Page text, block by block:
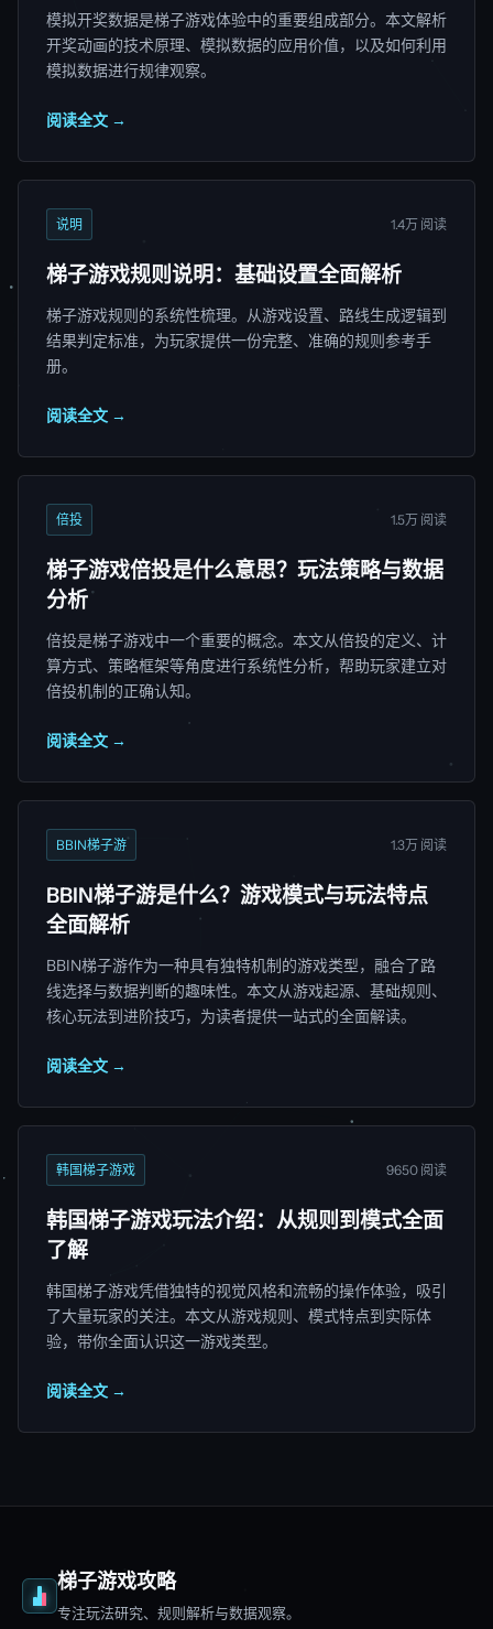
模拟开奖数据是梯子游戏体验中的重要组成部分。本文解析
开奖动画的技术原理、模拟数据的应用价值，以及如何利用
模拟数据进行规律观察。
阅读全文 →
说明 1.4万 阅读
梯子游戏规则说明：基础设置全面解析
梯子游戏规则的系统性梳理。从游戏设置、路线生成逻辑到
结果判定标准，为玩家提供一份完整、准确的规则参考手
册。
阅读全文 →
倍投 1.5万 阅读
梯子游戏倍投是什么意思？玩法策略与数据
分析
倍投是梯子游戏中一个重要的概念。本文从倍投的定义、计
算方式、策略框架等角度进行系统性分析，帮助玩家建立对
倍投机制的正确认知。
阅读全文 →
BBIN梯子游 1.3万 阅读
BBIN梯子游是什么？游戏模式与玩法特点
全面解析
BBIN梯子游作为一种具有独特机制的游戏类型，融合了路
线选择与数据判断的趣味性。本文从游戏起源、基础规则、
核心玩法到进阶技巧，为读者提供一站式的全面解读。
阅读全文 →
韩国梯子游戏 9650 阅读
韩国梯子游戏玩法介绍：从规则到模式全面
了解
韩国梯子游戏凭借独特的视觉风格和流畅的操作体验，吸引
了大量玩家的关注。本文从游戏规则、模式特点到实际体
验，带你全面认识这一游戏类型。
阅读全文 →
梯子游戏攻略
专注玩法研究、规则解析与数据观察。